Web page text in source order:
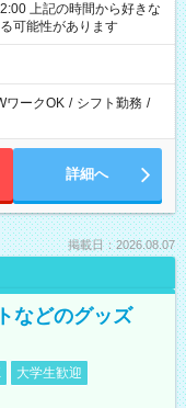
きな
可能性があります
ワークOK / シフト勤務 /
詳細へ
掲載日：2026.08.07
などのグッズ
大学生歓迎